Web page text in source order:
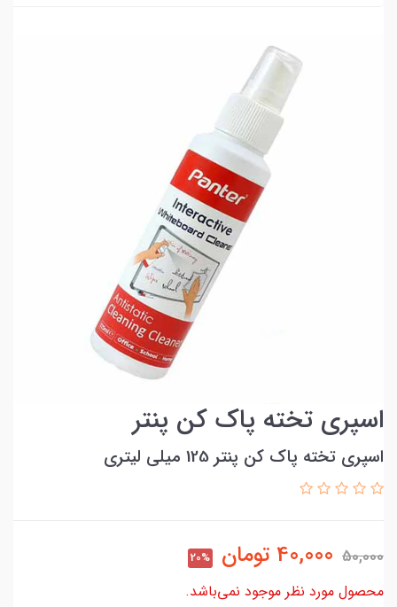
اسپری تخته پاک کن پنتر
اسپری تخته پاک کن پنتر 125 میلی لیتری
50,000
40,000 تومان 20%
محصول مورد نظر موجود نمی‌باشد.